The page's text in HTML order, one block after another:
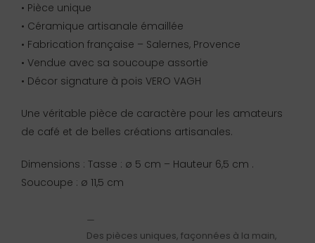
• Pièce unique
• Céramique artisanale émaillée
• Fabrication française – Salernes, Provence
• Vendue avec sa soucoupe assortie
• Décor signature à pois VERO VAGH
Une véritable pièce de caractère pour les amateurs
de café et de belles créations artisanales.
Dimensions : Tasse : ø 5 cm – Hauteur 6,5 cm .
Soucoupe : ø 11,5 cm
—
Des pièces uniques, façonnées à la main,